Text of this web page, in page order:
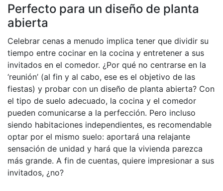
Perfecto para un diseño de planta
abierta
Celebrar cenas a menudo implica tener que dividir su
tiempo entre cocinar en la cocina y entretener a sus
invitados en el comedor. ¿Por qué no centrarse en la
‘reunión’ (al fin y al cabo, ese es el objetivo de las
fiestas) y probar con un diseño de planta abierta? Con
el tipo de suelo adecuado, la cocina y el comedor
pueden comunicarse a la perfección. Pero incluso
siendo habitaciones independientes, es recomendable
optar por el mismo suelo: aportará una relajante
sensación de unidad y hará que la vivienda parezca
más grande. A fin de cuentas, quiere impresionar a sus
invitados, ¿no?